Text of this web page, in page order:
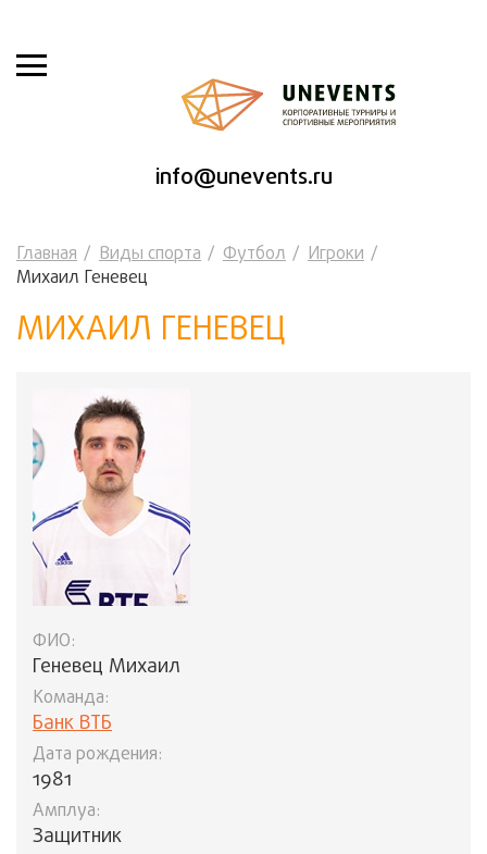
info@unevents.ru
Главная Виды спорта Футбол
Игроки
Михаил Геневец
МИХАИЛ ГЕНЕВЕЦ
ФИО:
Геневец Михаил
Команда:
Банк ВТБ
Дата рождения:
1981
Амплуа:
Защитник